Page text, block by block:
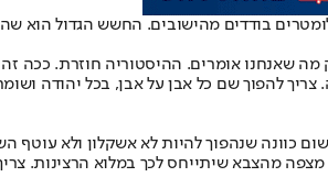
בודדים מהישובים. החשש הגדול הוא
להפוך שם כל אבן על אבן, בכל יהודה
כוונה שנהפוך להיות לא אשקלון ולא
מהצבא שיתייחס לכך במלוא הרצינות.